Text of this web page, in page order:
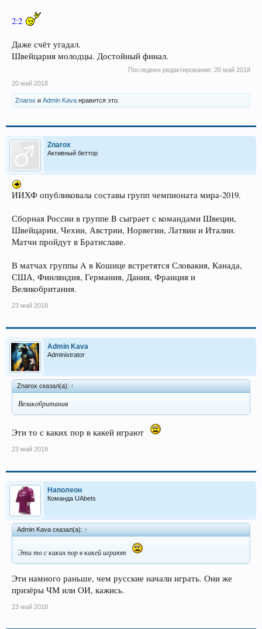
2:2
Даже счёт угадал.
Швейцария молодцы. Достойный финал.
Последнее редактирование: 20 май 2018
20 май 2018
Znarox и Admin Kava нравится это.
Znarox
Активный беттор
ИИХФ опубликовала составы групп чемпионата мира-2019.
Сборная России в группе B сыграет с командами Швеции,
Швейцарии, Чехии, Австрии, Норвегии, Латвии и Италии.
Матчи пройдут в Братиславе.
В матчах группы A в Кошице встретятся Словакия, Канада,
США, Финляндия, Германия, Дания, Франция и
Великобритания.
23 май 2018
Admin Kava
Administrator
Znarox сказал(а): ↑
Великобритания
Эти то с каких пор в какей играют
23 май 2018
Наполеон
Команда UAbets
Admin Kava сказал(а): ↑
Эти то с каких пор в какей играют
Эти намного раньше, чем русские начали играть. Они же
призёры ЧМ или ОИ, кажись.
23 май 2018